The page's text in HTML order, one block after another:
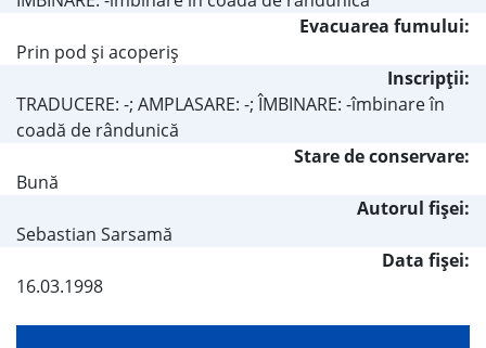
Evacuarea fumului:
Prin pod şi acoperiş
Inscripţii:
TRADUCERE: -; AMPLASARE: -; ÎMBINARE: -îmbinare în
coadă de rândunică
Stare de conservare:
Bună
Autorul fişei:
Sebastian Sarsamă
Data fișei:
16.03.1998